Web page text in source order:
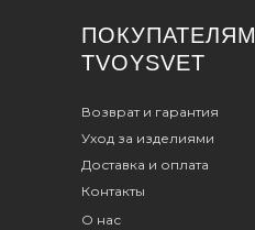
ПОКУПАТЕЛЯМ
Доставка и оплата
Уход за изделиями
Возврат и гарантия
TVOYSVET
О нас
Контакты